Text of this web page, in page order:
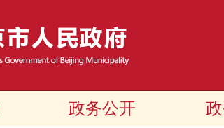
政务公开